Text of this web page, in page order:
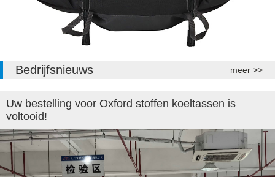
Bedrijfsnieuws meer >>
Uw bestelling voor Oxford stoffen koeltassen is
voltooid!